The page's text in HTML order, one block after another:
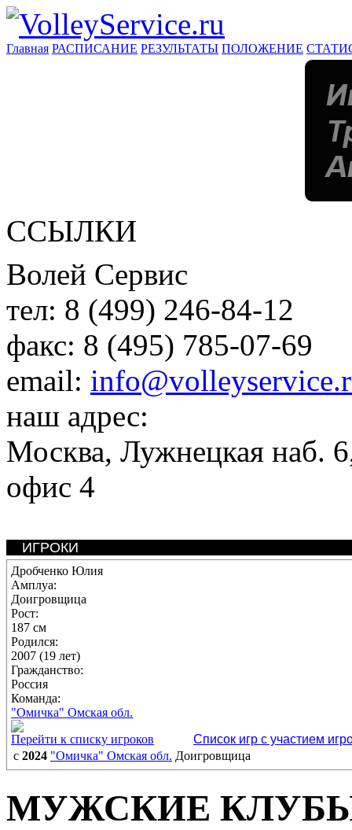
Главная РАСПИСАНИЕ РЕЗУЛЬТАТЫ ПОЛОЖЕНИЕ
ССЫЛКИ
Волей Сервис
тел: 8 (499) 246-84-12
факс: 8 (495) 785-07-69
email:
наш адрес:
Москва, Лужнецкая наб.
офис 4
ИГРОКИ
Дробченко Юлия
Амплуа:
Доигровщица
Рост:
187 см
Родился:
2007 (19 лет)
Гражданство:
Россия
Команда:
"Омичка" Омская обл.
Перейти к списку игроков
Список игр с участием
с 2024 "Омичка" Омская обл. Доигровщица
МУЖСКИЕ